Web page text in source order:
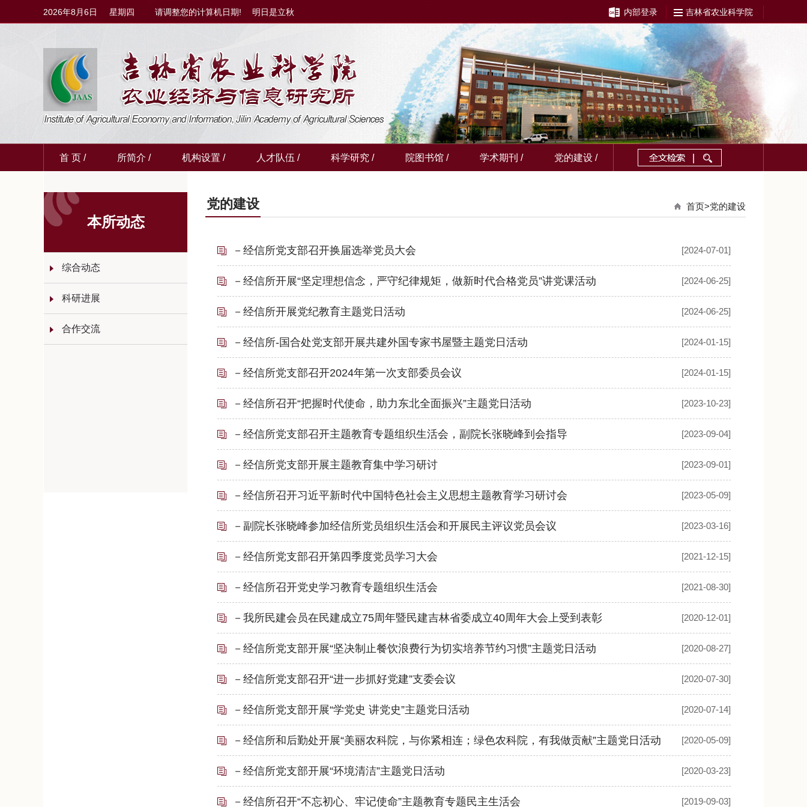
2026年8月6日 星期四 请调整您的计算机日期! 明日是立秋 内部登录 吉林省农业科学院
首 页 / 所简介 / 机构设置 / 人才队伍 / 科学研究 / 院图书馆 / 学术期刊 / 党的建设 /
本所动态
综合动态
科研进展
合作交流
首页>党的建设
党的建设
[2024-07-01]
－经信所党支部召开换届选举党员大会
[2024-06-25]
－经信所开展“坚定理想信念，严守纪律规矩，做新时代合格党员”讲党课活动
[2024-06-25]
－经信所开展党纪教育主题党日活动
[2024-01-15]
－经信所-国合处党支部开展共建外国专家书屋暨主题党日活动
[2024-01-15]
－经信所党支部召开2024年第一次支部委员会议
[2023-10-23]
－经信所召开“把握时代使命，助力东北全面振兴”主题党日活动
[2023-09-04]
－经信所党支部召开主题教育专题组织生活会，副院长张晓峰到会指导
[2023-09-01]
－经信所党支部开展主题教育集中学习研讨
[2023-05-09]
－经信所召开习近平新时代中国特色社会主义思想主题教育学习研讨会
[2023-03-16]
－副院长张晓峰参加经信所党员组织生活会和开展民主评议党员会议
[2021-12-15]
－经信所党支部召开第四季度党员学习大会
[2021-08-30]
－经信所召开党史学习教育专题组织生活会
[2020-12-01]
－我所民建会员在民建成立75周年暨民建吉林省委成立40周年大会上受到表彰
[2020-08-27]
－经信所党支部开展“坚决制止餐饮浪费行为切实培养节约习惯”主题党日活动
[2020-07-30]
－经信所党支部召开“进一步抓好党建”支委会议
[2020-07-14]
－经信所党支部开展“学党史 讲党史”主题党日活动
[2020-05-09]
－经信所和后勤处开展“美丽农科院，与你紧相连；绿色农科院，有我做贡献”主题党日活动
[2020-03-23]
－经信所党支部开展“环境清洁”主题党日活动
[2019-09-03]
－经信所召开“不忘初心、牢记使命”主题教育专题民主生活会